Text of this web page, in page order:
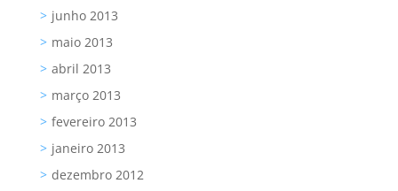
junho 2013
maio 2013
abril 2013
março 2013
fevereiro 2013
janeiro 2013
dezembro 2012